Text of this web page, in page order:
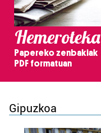
Hemeroteka
Papereko zenbakiak
PDF formatuan
Gipuzkoa